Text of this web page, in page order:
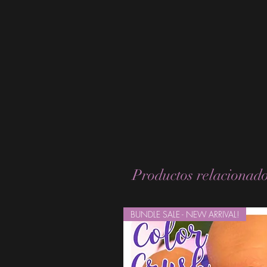
Productos
BUNDLE SALE - NEW ARRIVAL!